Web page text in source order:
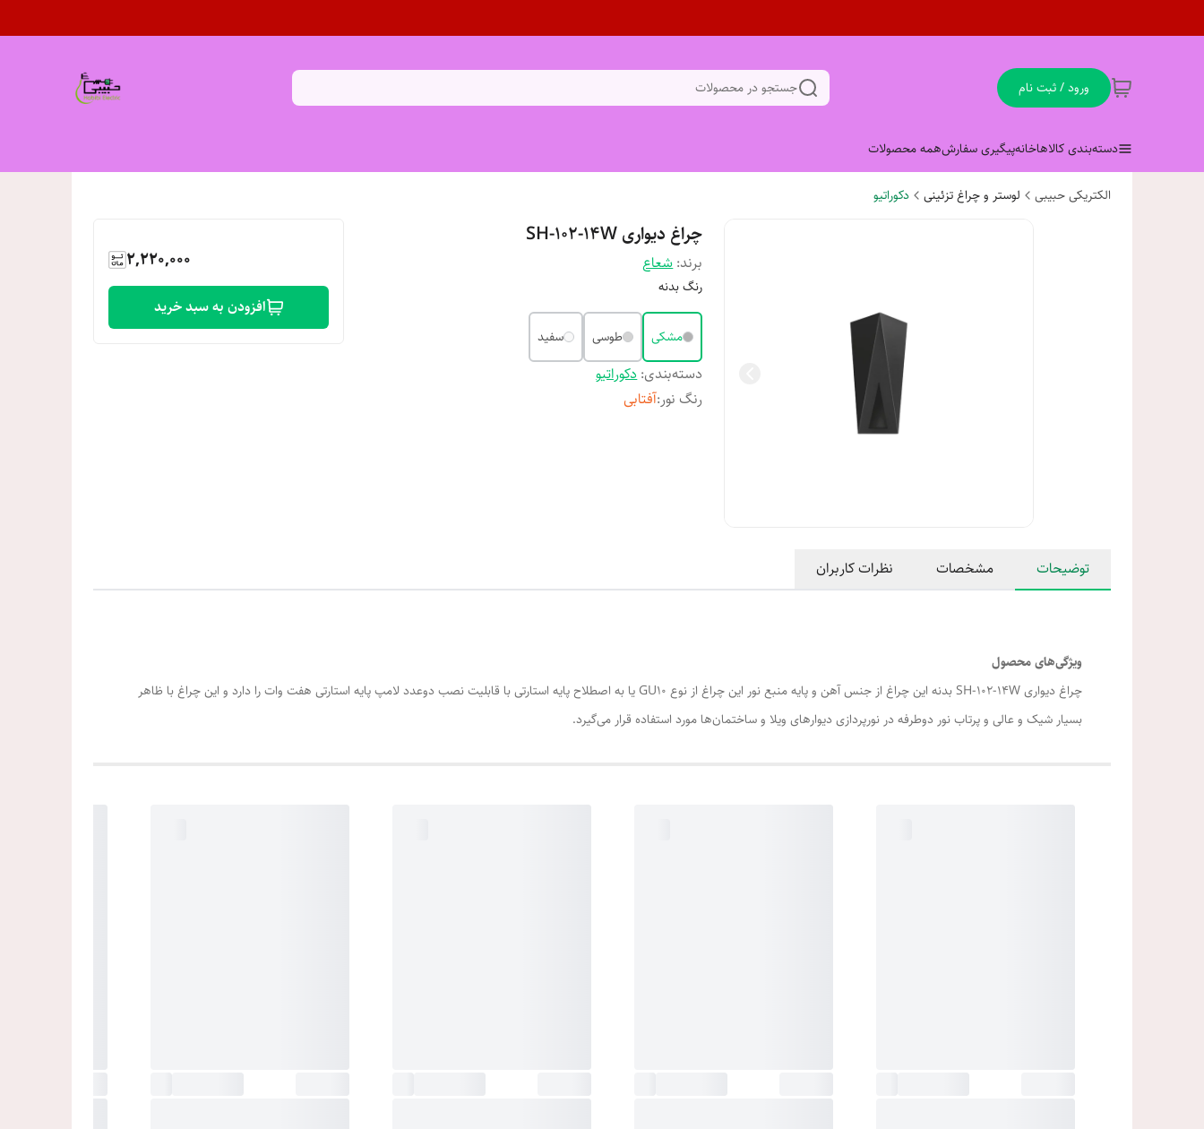
ورود / ثبت نام جستجو در محصولات
دسته‌بندی کالاهاخانهپیگیری سفارشهمه محصولات
الکتریکی حبیبی لوستر و چراغ تزئینی دکوراتیو
چراغ دیواری SH-102-14W
برند:شعاع
رنگ بدنه
مشکی طوسی سفید
دسته‌بندی:دکوراتیو
رنگ نور:آفتابی
2,220,000
افزودن به سبد خرید
توضیحات مشخصات نظرات کاربران
ویژگی‌های محصول
چراغ دیواری SH-102-14W بدنه این چراغ از جنس آهن و پایه منبع نور این چراغ از نوع GU10 یا به اصطلاح پایه استارتی با قابلیت نصب دوعدد لامپ پایه استارتی هفت وات را دارد و این چراغ با ظاهر
بسیار شیک و عالی و پرتاب نور دوطرفه در نورپردازی دیوارهای ویلا و ساختمان‌ها مورد استفاده قرار می‌گیرد.